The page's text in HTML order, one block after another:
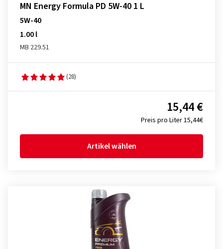
MN Energy Formula PD 5W-40 1 L
5W-40
1.00 l
MB 229.51
(28)
Preis pro Liter 15,44€
15,44 €
Artikel wählen